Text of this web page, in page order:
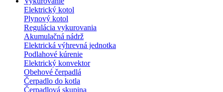
Elektrický kotol
Plynový kotol
Regulácia vykurovania
Akumulačná nádrž
Elektrická výhrevná jednotka
Podlahové kúrenie
Elektrický konvektor
Obehové čerpadlá
Čerpadlo do kotla
Čerpadlová skupina